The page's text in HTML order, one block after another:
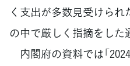
く支出が多数見受けら
の中で厳しく指摘をした
内閣府の資料では「